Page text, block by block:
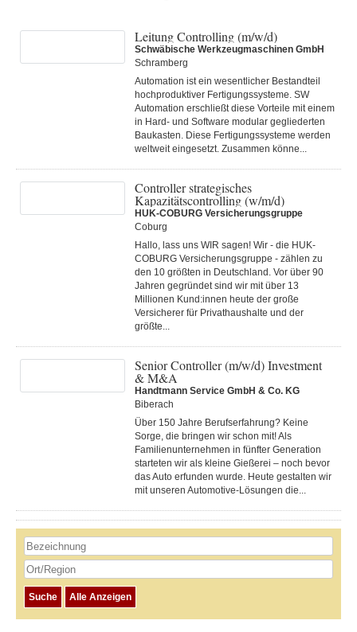
Leitung Controlling (m/w/d)
Schwäbische Werkzeugmaschinen GmbH
Schramberg
Automation ist ein wesentlicher Bestandteil
hochproduktiver Fertigungssysteme. SW
Automation erschließt diese Vorteile mit einem
in Hard- und Software modular gegliederten
Baukasten. Diese Fertigungs­systeme werden
weltweit eingesetzt. Zusammen könne...
Controller strategisches
Kapazitätscontrolling (w/m/d)
HUK-COBURG Versicherungsgruppe
Coburg
Hallo, lass uns WIR sagen! Wir - die HUK-
COBURG Versicherungsgruppe - zählen zu
den 10 größten in Deutschland. Vor über 90
Jahren gegründet sind wir mit über 13
Millionen Kund:innen heute der große
Versicherer für Privathaushalte und der
größte...
Senior Controller (m/w/d) Investment
& M&A
Handtmann Service GmbH & Co. KG
Biberach
Über 150 Jahre Berufserfahrung? Keine
Sorge, die bringen wir schon mit! Als
Familienunternehmen in fünfter Generation
starteten wir als kleine Gießerei – noch bevor
das Auto erfunden wurde. Heute gestalten wir
mit unseren Automotive-Lösungen die...